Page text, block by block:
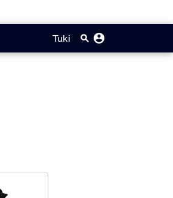
Tuki